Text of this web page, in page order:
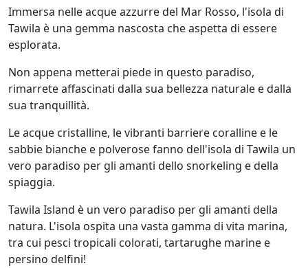
Immersa nelle acque azzurre del Mar Rosso, l'isola di
Tawila è una gemma nascosta che aspetta di essere
esplorata.
Non appena metterai piede in questo paradiso,
rimarrete affascinati dalla sua bellezza naturale e dalla
sua tranquillità.
Le acque cristalline, le vibranti barriere coralline e le
sabbie bianche e polverose fanno dell'isola di Tawila un
vero paradiso per gli amanti dello snorkeling e della
spiaggia.
Tawila Island è un vero paradiso per gli amanti della
natura. L'isola ospita una vasta gamma di vita marina,
tra cui pesci tropicali colorati, tartarughe marine e
persino delfini!